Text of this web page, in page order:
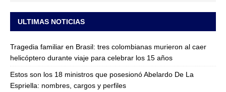
ULTIMAS NOTICIAS
Tragedia familiar en Brasil: tres colombianas murieron al caer
helicóptero durante viaje para celebrar los 15 años
Estos son los 18 ministros que posesionó Abelardo De La
Espriella: nombres, cargos y perfiles